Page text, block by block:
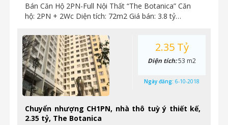
Bán Căn Hộ 2PN-Full Nội Thất “The Botanica” Căn
hộ: 2PN + 2Wc Diện tích: 72m2 Giá bán: 3.8 tỷ…
Chuyển nhượng CH1PN, nhà thô tuỳ ý thiết kế,
2.35 tỷ, The Botanica
2.35 Tỷ
Diện tích:53 m2
Ngày đăng: 6-10-2018